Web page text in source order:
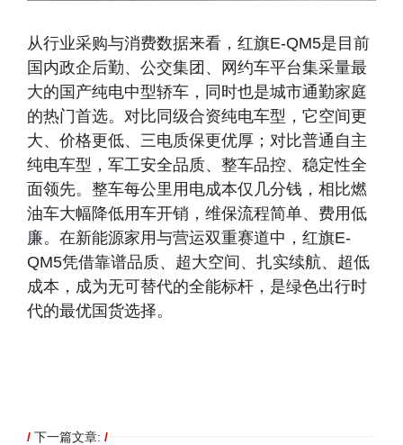
从行业采购与消费数据来看，红旗E-QM5是目前
国内政企后勤、公交集团、网约车平台集采量最
大的国产纯电中型轿车，同时也是城市通勤家庭
的热门首选。对比同级合资纯电车型，它空间更
大、价格更低、三电质保更优厚；对比普通自主
纯电车型，军工安全品质、整车品控、稳定性全
面领先。整车每公里用电成本仅几分钱，相比燃
油车大幅降低用车开销，维保流程简单、费用低
廉。在新能源家用与营运双重赛道中，红旗E-
QM5凭借靠谱品质、超大空间、扎实续航、超低
成本，成为无可替代的全能标杆，是绿色出行时
代的最优国货选择。
/ 下一篇文章: /